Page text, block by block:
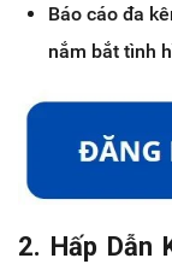
Báo cáo đa
nắm bắt tình
2. Hấp Dẫn